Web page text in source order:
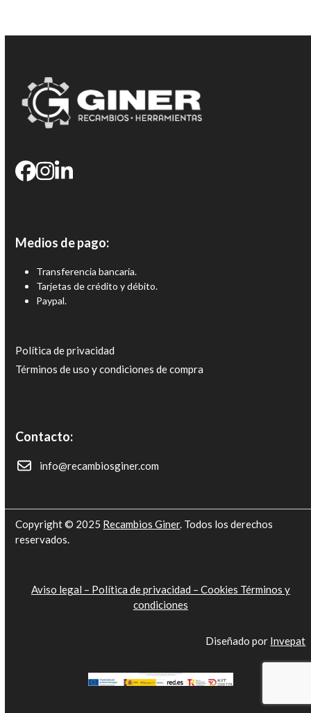
Medios de pago:
Transferencia bancaria.
Tarjetas de crédito y débito.
Paypal.
Política de privacidad
Términos de uso y condiciones de compra
Contacto:
info@recambiosginer.com
Copyright © 2025 Recambios Giner. Todos los derechos
reservados.
Aviso legal – Política de privacidad – Cookies Términos y
condiciones
Diseñado por Invepat